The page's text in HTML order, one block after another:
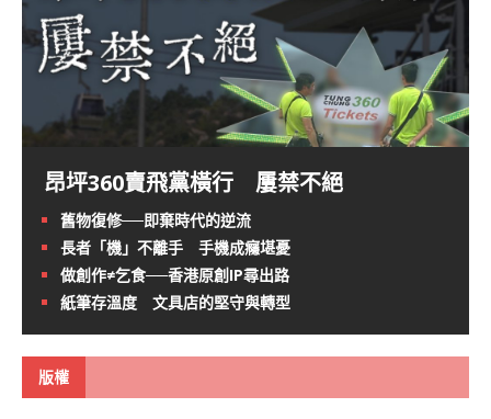
昂坪360賣飛黨橫行 屢禁不絕
舊物復修──即棄時代的逆流
長者「機」不離手 手機成癮堪憂
做創作≠乞食──香港原創IP尋出路
紙筆存溫度 文具店的堅守與轉型
版權